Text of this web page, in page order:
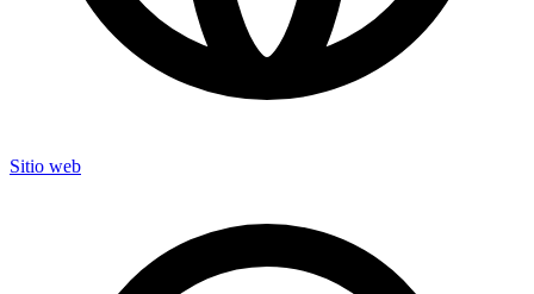
Sitio web